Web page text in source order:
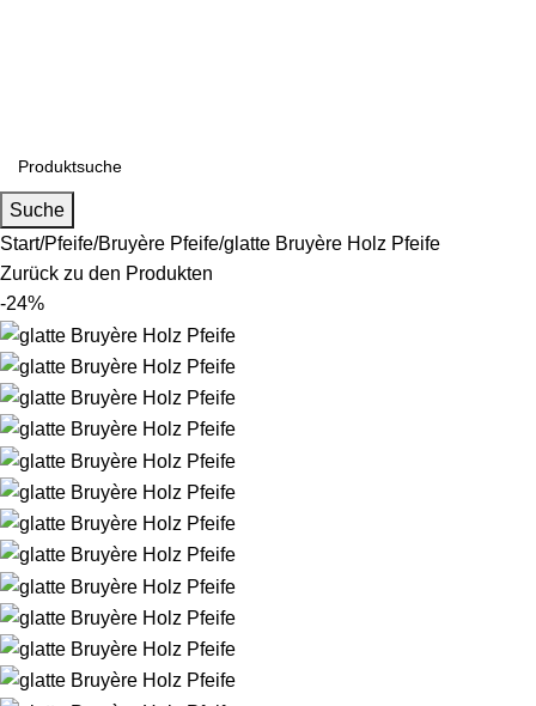
Suche
Start Pfeife Bruyère Pfeife glatte Bruyère Holz Pfeife
Zurück zu den Produkten
-24%